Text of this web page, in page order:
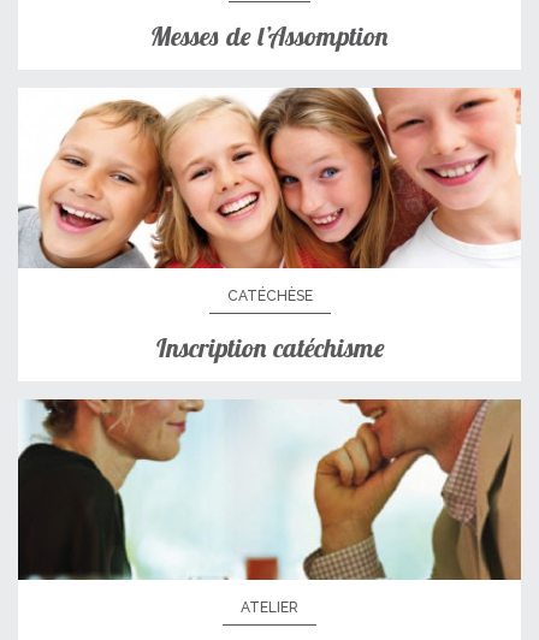
Messes de l’Assomption
CATÉCHÈSE
Inscription catéchisme
ATELIER